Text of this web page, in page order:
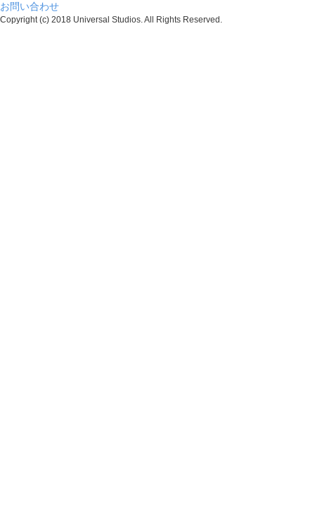
お問い合わせ
Copyright (c) 2018 Universal Studios. All Rights Reserved.